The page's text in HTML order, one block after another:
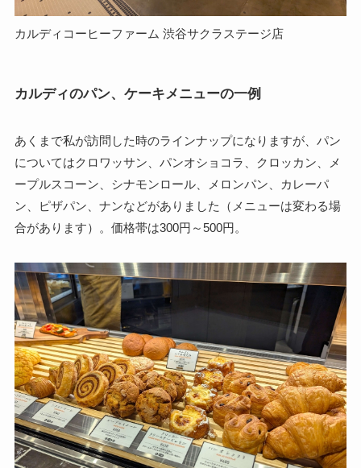
カルディコーヒーファーム 渋谷サクラステージ店
カルディのパン、ケーキメニューの一例
あくまで私が訪問した時のラインナップになりますが、パン
についてはクロワッサン、パンオショコラ、クロッカン、メ
ープルスコーン、シナモンロール、メロンパン、カレーパ
ン、ピザパン、ナンなどがありました（メニューは変わる場
合があります）。価格帯は300円～500円。